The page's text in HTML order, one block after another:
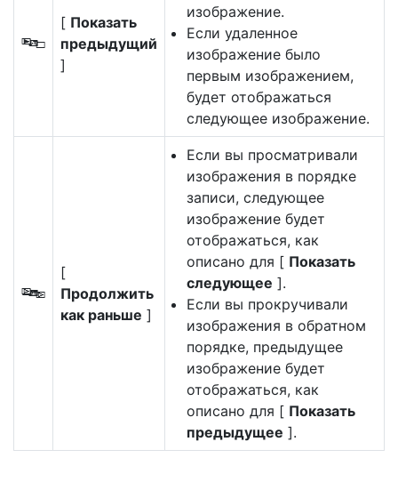
T
[ Показать
предыдущий
]
изображение.
Если удаленное
изображение было
первым изображением,
будет отображаться
следующее изображение.
U
[
Продолжить
как раньше ]
Если вы просматривали
изображения в порядке
записи, следующее
изображение будет
отображаться, как
описано для [ Показать
следующее ].
Если вы прокручивали
изображения в обратном
порядке, предыдущее
изображение будет
отображаться, как
описано для [ Показать
предыдущее ].